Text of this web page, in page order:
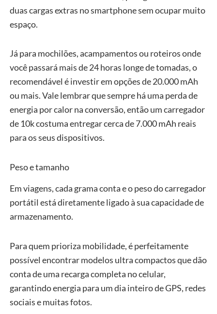
duas cargas extras no smartphone sem ocupar muito
espaço.
Já para mochilões, acampamentos ou roteiros onde
você passará mais de 24 horas longe de tomadas, o
recomendável é investir em opções de 20.000 mAh
ou mais. Vale lembrar que sempre há uma perda de
energia por calor na conversão, então um carregador
de 10k costuma entregar cerca de 7.000 mAh reais
para os seus dispositivos.
Peso e tamanho
Em viagens, cada grama conta e o peso do carregador
portátil está diretamente ligado à sua capacidade de
armazenamento.
Para quem prioriza mobilidade, é perfeitamente
possível encontrar modelos ultra compactos que dão
conta de uma recarga completa no celular,
garantindo energia para um dia inteiro de GPS, redes
sociais e muitas fotos.